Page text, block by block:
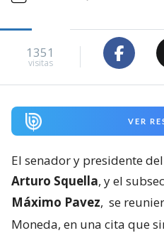
1351
visitas
VER
El senador y presidente
Arturo Squella, y el
Máximo Pavez, se
Moneda, en una cita que